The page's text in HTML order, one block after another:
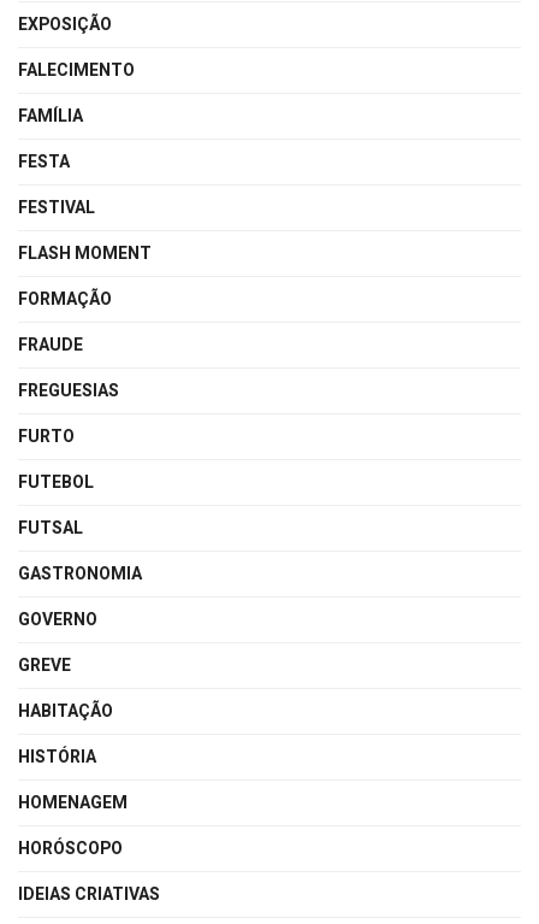
EXPOSIÇÃO
FALECIMENTO
FAMÍLIA
FESTA
FESTIVAL
FLASH MOMENT
FORMAÇÃO
FRAUDE
FREGUESIAS
FURTO
FUTEBOL
FUTSAL
GASTRONOMIA
GOVERNO
GREVE
HABITAÇÃO
HISTÓRIA
HOMENAGEM
HORÓSCOPO
IDEIAS CRIATIVAS